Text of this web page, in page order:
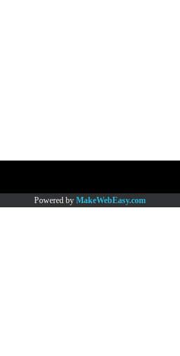
Powered by MakeWebEasy.com